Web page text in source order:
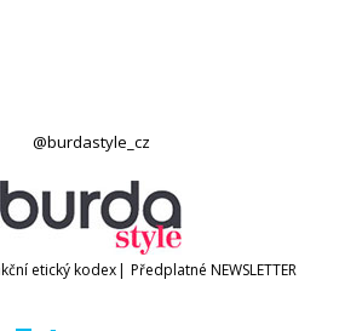
@burdastyle_cz
etický kodex| Předplatné NEWSLETTER